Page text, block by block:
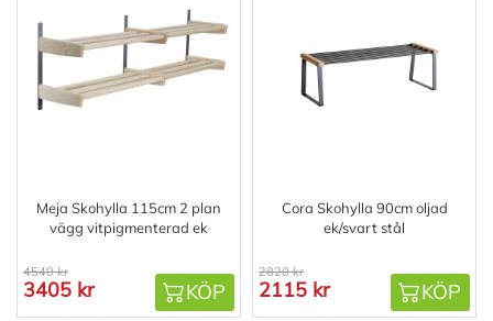
Meja Skohylla 115cm 2 plan
vägg vitpigmenterad ek
4540 kr
3405 kr KÖP
Cora Skohylla 90cm oljad
ek/svart stål
2820 kr
2115 kr KÖP